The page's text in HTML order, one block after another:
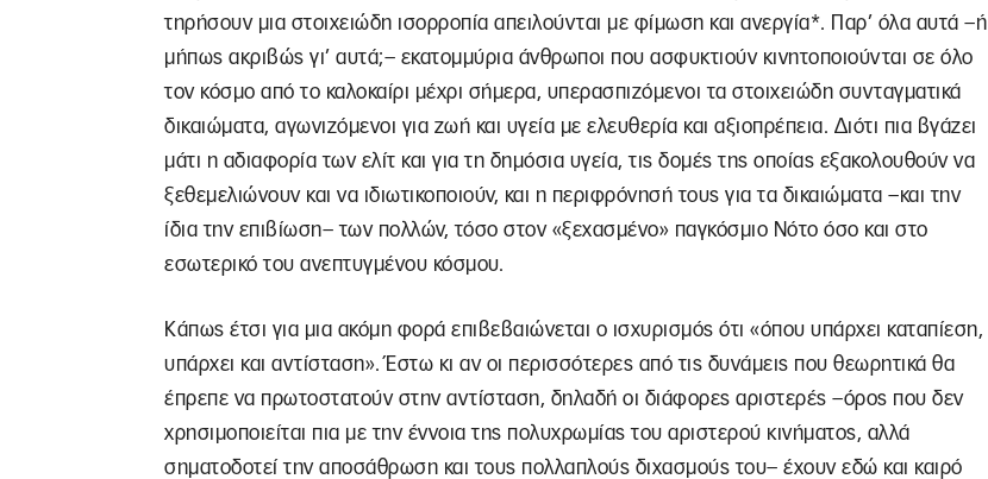
τηρήσουν μια στοιχειώδη ισορροπία απειλούνται με φίμωση και ανεργία*. Παρ’ όλα αυτά –ή
μήπως ακριβώς γι’ αυτά;– εκατομμύρια άνθρωποι που ασφυκτιούν κινητοποιούνται σε όλο
τον κόσμο από το καλοκαίρι μέχρι σήμερα, υπερασπιζόμενοι τα στοιχειώδη συνταγματικά
δικαιώματα, αγωνιζόμενοι για ζωή και υγεία με ελευθερία και αξιοπρέπεια. Διότι πια βγάζει
μάτι η αδιαφορία των ελίτ και για τη δημόσια υγεία, τις δομές της οποίας εξακολουθούν να
ξεθεμελιώνουν και να ιδιωτικοποιούν, και η περιφρόνησή τους για τα δικαιώματα –και την
ίδια την επιβίωση– των πολλών, τόσο στον «ξεχασμένο» παγκόσμιο Νότο όσο και στο
εσωτερικό του ανεπτυγμένου κόσμου.
Κάπως έτσι για μια ακόμη φορά επιβεβαιώνεται ο ισχυρισμός ότι «όπου υπάρχει καταπίεση,
υπάρχει και αντίσταση». Έστω κι αν οι περισσότερες από τις δυνάμεις που θεωρητικά θα
έπρεπε να πρωτοστατούν στην αντίσταση, δηλαδή οι διάφορες αριστερές –όρος που δεν
χρησιμοποιείται πια με την έννοια της πολυχρωμίας του αριστερού κινήματος, αλλά
σηματοδοτεί την αποσάθρωση και τους πολλαπλούς διχασμούς του– έχουν εδώ και καιρό